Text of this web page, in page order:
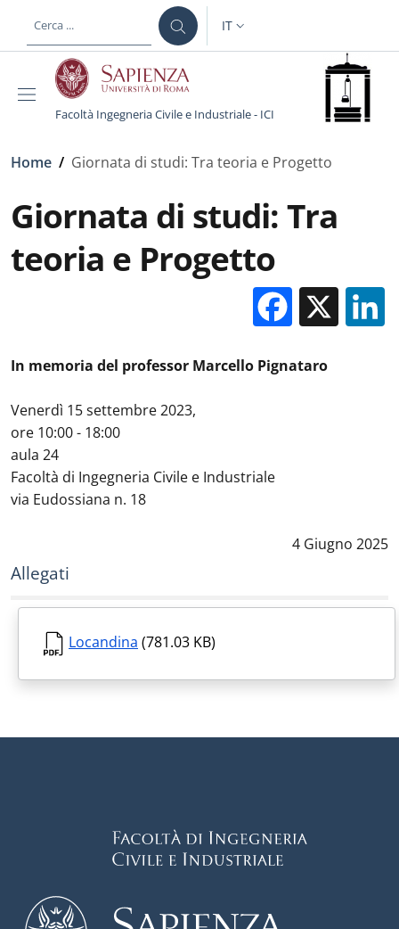
al contenuto principale
SELETTORE LINGUA:
IT
Facoltà Ingegneria Civile e Industriale - ICI
Briciole di pane
Home / Giornata di studi: Tra teoria e Progetto
Giornata di studi: Tra
teoria e Progetto
X
In memoria del professor Marcello Pignataro
Venerdì 15 settembre 2023,
ore 10:00 - 18:00
aula 24
Facoltà di Ingegneria Civile e Industriale
via Eudossiana n. 18
Data notizia:
4 Giugno 2025
Allegati
Locandina (781.03 KB)